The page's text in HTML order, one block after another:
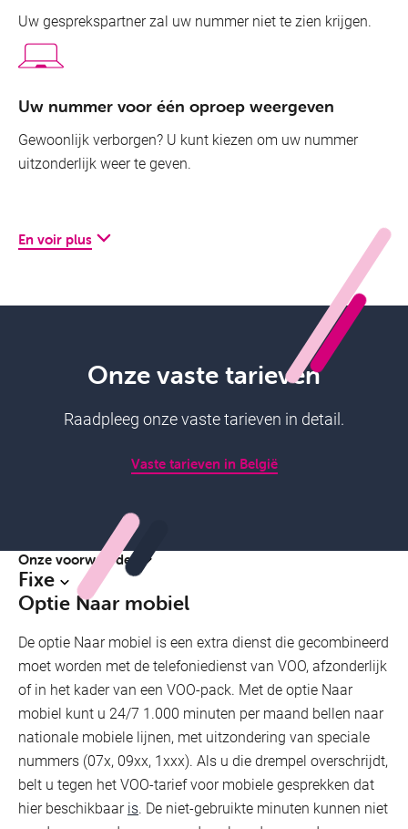
Uw gesprekspartner zal uw nummer niet te zien krijgen.
Uw nummer voor één oproep weergeven
Gewoonlijk verborgen? U kunt kiezen om uw nummer
uitzonderlijk weer te geven.
En voir plus
Een oproep die u absoluut niet mag missen? Geen
probleem met het tweedeoproepsignaal!
Oproepen blokkeren naar speciale nummers
Blokkeer oproepen naar speciale nummers om dure
facturen te vermijden.
Onze vaste tarieven
Raadpleeg onze vaste tarieven in detail.
Vaste tarieven in België
Onze voorwaarden
Fixe
Optie Naar mobiel
De optie Naar mobiel is een extra dienst die gecombineerd
moet worden met de telefoniedienst van VOO, afzonderlijk
of in het kader van een VOO-pack. Met de optie Naar
mobiel kunt u 24/7 1.000 minuten per maand bellen naar
nationale mobiele lijnen, met uitzondering van speciale
nummers (07x, 09xx, 1xxx). Als u die drempel overschrijdt,
belt u tegen het VOO-tarief voor mobiele gesprekken dat
hier beschikbaaris. De niet-gebruikte minuten kunnen niet